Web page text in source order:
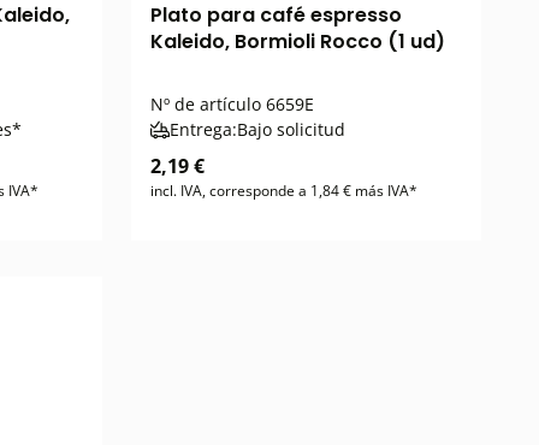
IVA*
Plato para café espresso
Kaleido, Bormioli Rocco (1 ud)
Nº de artículo6659E
Entrega:Bajo solicitud
2,19 €
incl. IVA, corresponde a 1,84 € más IVA*